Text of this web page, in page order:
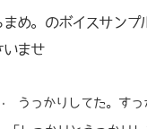
まめ。のボイスサンプ
いませ
かりしてた。すっか